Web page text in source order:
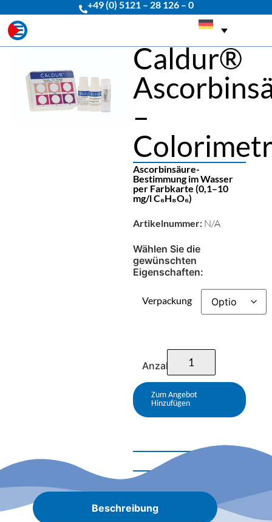
+49 (0) 5121 – 28 126 – 0
Caldur®
–
Ascorbinsäure-
Bestimmung im Wasser
per Farbkarte (0,1–10
mg/l C₆H₈O₆)
Artikelnummer: N/A
Wählen Sie die
gewünschten
Eigenschaften:
Verpackung
Anzahl
Zum Angebot
Hinzufügen
Beschreibung